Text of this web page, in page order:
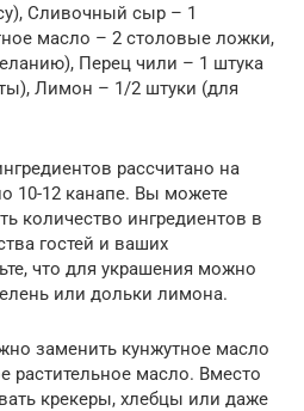
Сливочный сыр – 1
масло – 2 столовые ложки,
Перец чили – 1 штука
Лимон – 1/2 штуки (для
рассчитано на
10-12 канапе. Вы можете
количество ингредиентов в
гостей и ваших
что для украшения можно
или дольки лимона.
заменить кунжутное масло
растительное масло. Вместо
крекеры, хлебцы или даже